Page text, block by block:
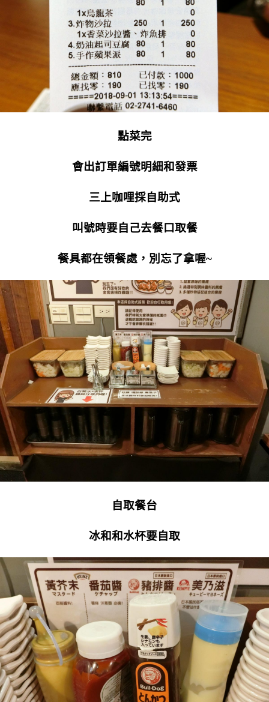
點菜完
會出訂單編號明細和發票
三上咖哩採自助式
叫號時要自己去餐口取餐
餐具都在領餐處，別忘了拿喔~
自取餐台
冰和和水杯要自取